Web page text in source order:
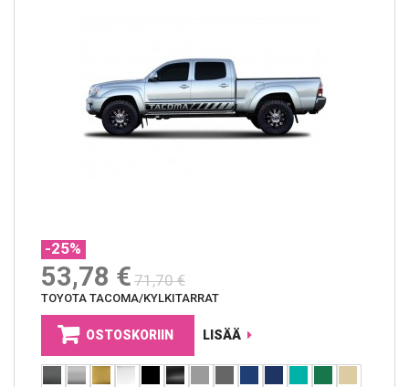
-25%
53,78 € 71,70 €
TOYOTA TACOMA/KYLKITARRAT
OSTOSKORIIN LISÄÄ